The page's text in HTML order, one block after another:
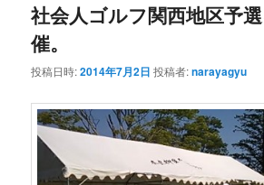
ビ
ゲ
ー
シ
ン
社会人ゴルフ関西地区予
催。
投稿日時:2014年7月2日 投稿者:narayagyu